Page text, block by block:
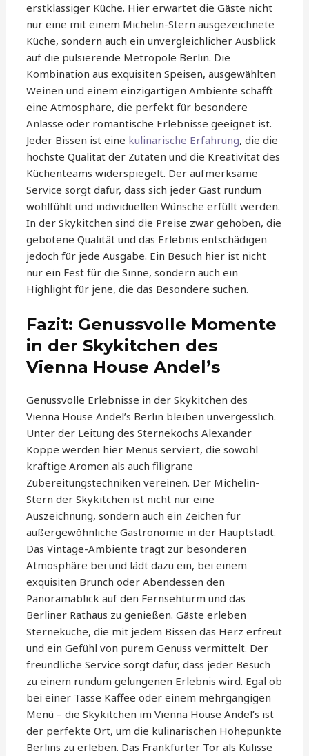
erstklassiger Küche. Hier erwartet die Gäste nicht
nur eine mit einem Michelin-Stern ausgezeichnete
Küche, sondern auch ein unvergleichlicher Ausblick
auf die pulsierende Metropole Berlin. Die
Kombination aus exquisiten Speisen, ausgewählten
Weinen und einem einzigartigen Ambiente schafft
eine Atmosphäre, die perfekt für besondere
Anlässe oder romantische Erlebnisse geeignet ist.
Jeder Bissen ist eine kulinarische Erfahrung, die die
höchste Qualität der Zutaten und die Kreativität des
Küchenteams widerspiegelt. Der aufmerksame
Service sorgt dafür, dass sich jeder Gast rundum
wohlfühlt und individuellen Wünsche erfüllt werden.
In der Skykitchen sind die Preise zwar gehoben, die
gebotene Qualität und das Erlebnis entschädigen
jedoch für jede Ausgabe. Ein Besuch hier ist nicht
nur ein Fest für die Sinne, sondern auch ein
Highlight für jene, die das Besondere suchen.
Fazit: Genussvolle Momente
in der Skykitchen des
Vienna House Andel’s
Genussvolle Erlebnisse in der Skykitchen des
Vienna House Andel’s Berlin bleiben unvergesslich.
Unter der Leitung des Sternekochs Alexander
Koppe werden hier Menüs serviert, die sowohl
kräftige Aromen als auch filigrane
Zubereitungstechniken vereinen. Der Michelin-
Stern der Skykitchen ist nicht nur eine
Auszeichnung, sondern auch ein Zeichen für
außergewöhnliche Gastronomie in der Hauptstadt.
Das Vintage-Ambiente trägt zur besonderen
Atmosphäre bei und lädt dazu ein, bei einem
exquisiten Brunch oder Abendessen den
Panoramablick auf den Fernsehturm und das
Berliner Rathaus zu genießen. Gäste erleben
Sterneküche, die mit jedem Bissen das Herz erfreut
und ein Gefühl von purem Genuss vermittelt. Der
freundliche Service sorgt dafür, dass jeder Besuch
zu einem rundum gelungenen Erlebnis wird. Egal ob
bei einer Tasse Kaffee oder einem mehrgängigen
Menü – die Skykitchen im Vienna House Andel’s ist
der perfekte Ort, um die kulinarischen Höhepunkte
Berlins zu erleben. Das Frankfurter Tor als Kulisse